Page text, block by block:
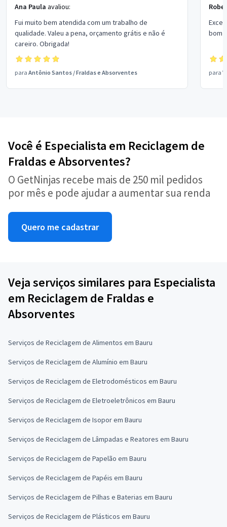
Ana Paula avaliou:
Fui muito bem atendida com um trabalho de
qualidade. Valeu a pena, orçamento grátis e não é
careiro. Obrigada!
para Antônio Santos /Fraldas e Absorventes
bom
para
Você é Especialista em Reciclagem de
Fraldas e Absorventes?
O GetNinjas recebe mais de 250 mil pedidos
por mês e pode ajudar a aumentar sua renda
Quero me cadastrar
Veja serviços similares para Especialista
em Reciclagem de Fraldas e
Absorventes
Serviços de Reciclagem de Alimentos em Bauru
Serviços de Reciclagem de Alumínio em Bauru
Serviços de Reciclagem de Eletrodomésticos em Bauru
Serviços de Reciclagem de Eletroeletrônicos em Bauru
Serviços de Reciclagem de Isopor em Bauru
Serviços de Reciclagem de Lâmpadas e Reatores em Bauru
Serviços de Reciclagem de Papelão em Bauru
Serviços de Reciclagem de Papéis em Bauru
Serviços de Reciclagem de Pilhas e Baterias em Bauru
Serviços de Reciclagem de Plásticos em Bauru